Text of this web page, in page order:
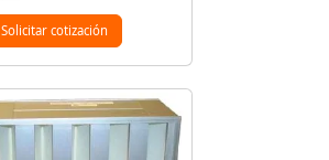
Solicitar cotización